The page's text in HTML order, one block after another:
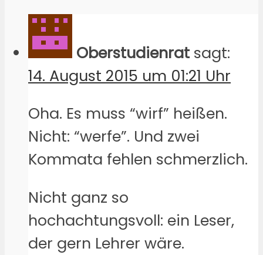
Oberstudienrat sagt:
14. August 2015 um 01:21 Uhr
Oha. Es muss “wirf” heißen.
Nicht: “werfe”. Und zwei
Kommata fehlen schmerzlich.
Nicht ganz so
hochachtungsvoll: ein Leser,
der gern Lehrer wäre.